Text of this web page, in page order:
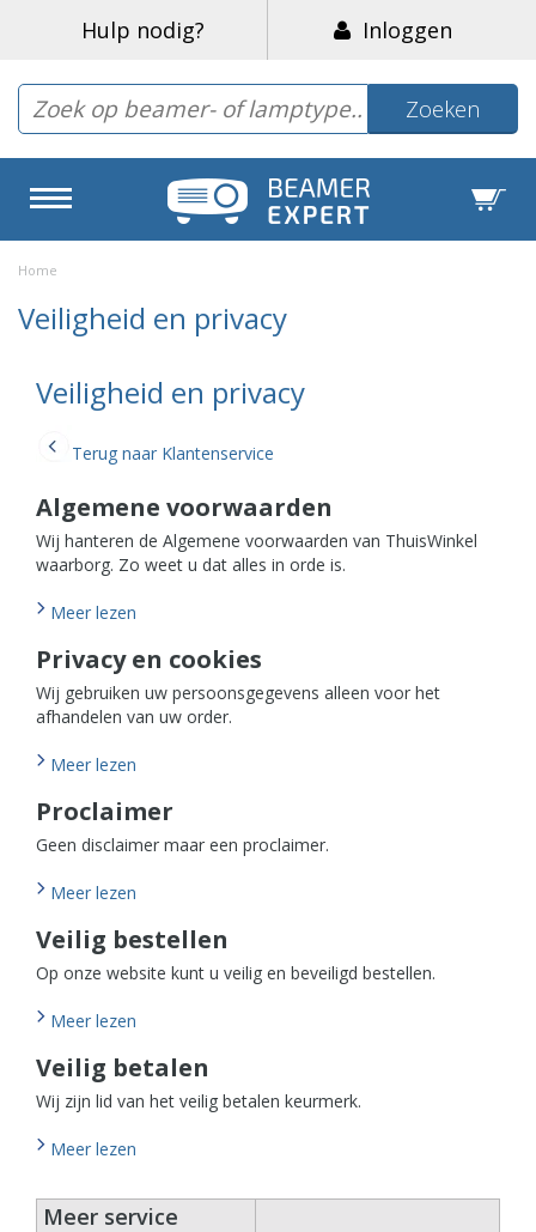
Hulp nodig? Inloggen
Zoeken
Home
Veiligheid en privacy
Veiligheid en privacy
Terug naar Klantenservice
Algemene voorwaarden
Wij hanteren de Algemene voorwaarden van ThuisWinkel
waarborg. Zo weet u dat alles in orde is.
Meer lezen
Privacy en cookies
Wij gebruiken uw persoonsgegevens alleen voor het
afhandelen van uw order.
Meer lezen
Proclaimer
Geen disclaimer maar een proclaimer.
Meer lezen
Veilig bestellen
Op onze website kunt u veilig en beveiligd bestellen.
Meer lezen
Veilig betalen
Wij zijn lid van het veilig betalen keurmerk.
Meer lezen
Meer service